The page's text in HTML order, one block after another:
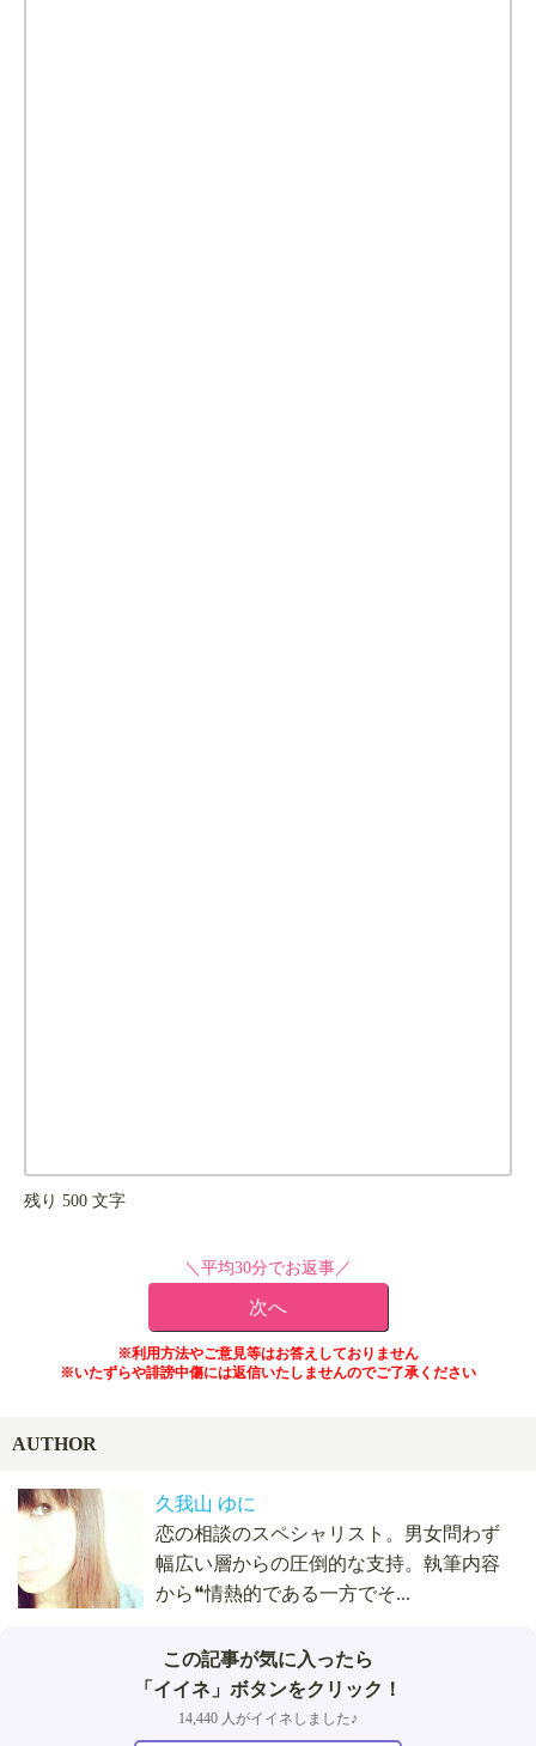
残り 500 文字
＼平均30分でお返事／
※利用方法やご意見等はお答えしておりません
※いたずらや誹謗中傷には返信いたしませんのでご了承ください
AUTHOR
久我山 ゆに
恋の相談のスペシャリスト。男女問わず
幅広い層からの圧倒的な支持。執筆内容
から❝情熱的である一方でそ...
この記事が気に入ったら
「イイネ」ボタンをクリック！
14,440 人がイイネしました♪